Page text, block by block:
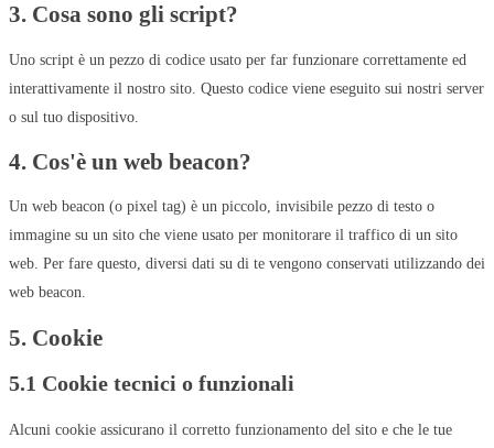
3. Cosa sono gli script?
Uno script è un pezzo di codice usato per far funzionare correttamente ed
interattivamente il nostro sito. Questo codice viene eseguito sui nostri server
o sul tuo dispositivo.
4. Cos'è un web beacon?
Un web beacon (o pixel tag) è un piccolo, invisibile pezzo di testo o
immagine su un sito che viene usato per monitorare il traffico di un sito
web. Per fare questo, diversi dati su di te vengono conservati utilizzando dei
web beacon.
5. Cookie
5.1 Cookie tecnici o funzionali
Alcuni cookie assicurano il corretto funzionamento del sito e che le tue